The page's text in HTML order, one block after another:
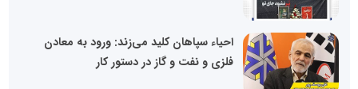
احیاء سپاهان کلید می‌زند: ورود به معادن
فلزی و نفت و گاز در دستور کار